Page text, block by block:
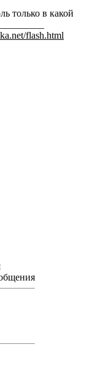
только в какой
flash.html